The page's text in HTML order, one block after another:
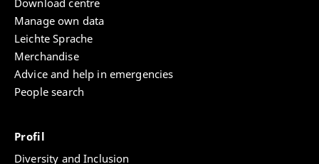
werden und Belehrung und Erbauung des Menschen
auf Sittlichkeit hin fördern. Der Gottesdienst sollte
durch Text und Ritus auf die religiösen Ideen des
Christentums hinweisen, sie sinnlich darstellen und
dadurch belehrend wirken; zudem sollte er der
„Besserung des Herzens oder Erbauung“ (V. A.
der Liturgie, die man als „magisch“ empfand, sorgte
für sich selbst erklärende Riten, konzipierte einzelne
Download centre
Manage own data
Leichte Sprache
Merchandise
Advice and help in emergencies
People search
Profil
Diversity and Inclusion